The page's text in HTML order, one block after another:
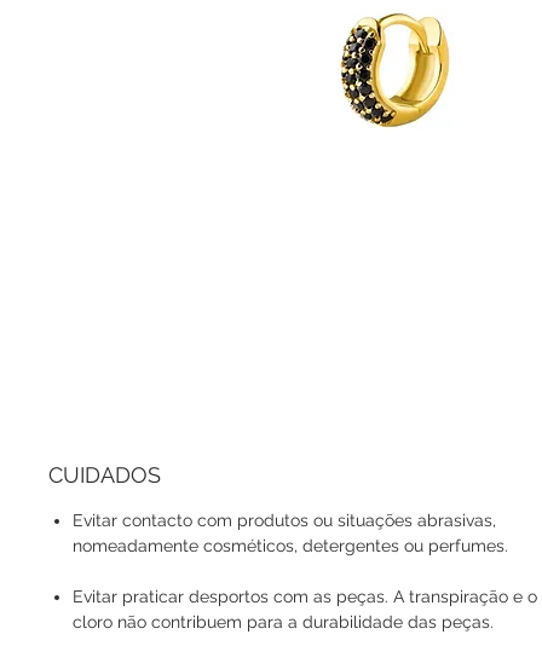
CUIDADOS
Evitar contacto com produtos ou situações abrasivas,
nomeadamente cosméticos, detergentes ou perfumes.
Evitar praticar desportos com as peças. A transpiração e o
cloro não contribuem para a durabilidade das peças.